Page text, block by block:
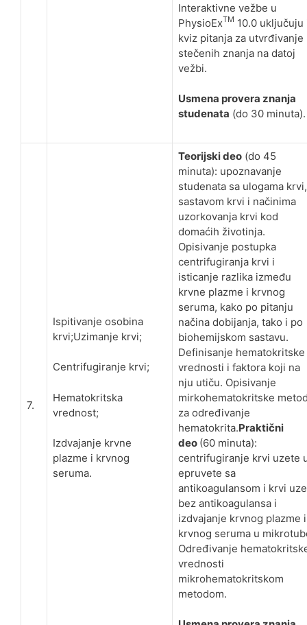
Interaktivne vežbe u
PhysioExTM 10.0 uključuju
kviz pitanja za utvrđivanje
stečenih znanja na datoj
vežbi.
Usmena provera znanja
studenata (do 30 minuta).
7.
Ispitivanje osobina
krvi;Uzimanje krvi;
Centrifugiranje krvi;
Hematokritska
vrednost;
Izdvajanje krvne
plazme i krvnog
seruma.
Teorijski deo (do 45
minuta): upoznavanje
studenata sa ulogama krvi,
sastavom krvi i načinima
uzorkovanja krvi kod
domaćih životinja.
Opisivanje postupka
centrifugiranja krvi i
isticanje razlika između
krvne plazme i krvnog
seruma, kako po pitanju
načina dobijanja, tako i po
biohemijskom sastavu.
Definisanje hematokritske
vrednosti i faktora koji na
nju utiču. Opisivanje
mirkohematokritske
za određivanje
hematokrita.Praktični
deo (60 minuta):
centrifugiranje krvi uzete
epruvete sa
antikoagulansom i krvi
bez antikoagulansa i
izdvajanje krvnog plazme i
krvnog seruma u
Određivanje
vrednosti
mikrohematokritskom
metodom.